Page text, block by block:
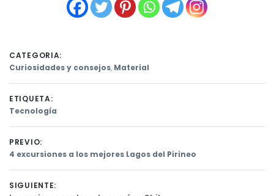
CATEGORIA:
Curiosidades y consejos, Material
ETIQUETA:
Tecnología
Navegación
PREVIO:
Previous
4 excursiones a los mejores Lagos del Pirineo
SIGUIENTE: